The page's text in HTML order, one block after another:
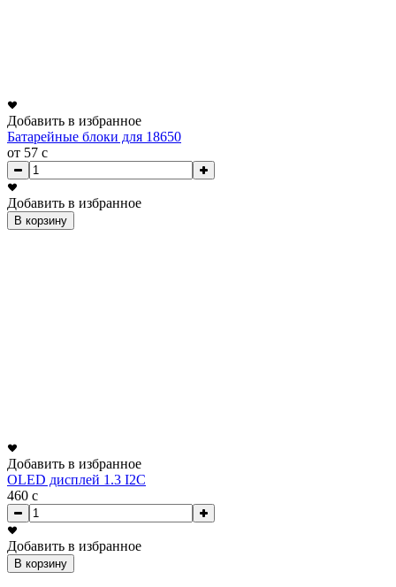
Добавить в избранное
Батарейные блоки для 18650
от 57 c
Добавить в избранное
В корзину
Добавить в избранное
OLED дисплей 1.3 I2C
460 c
Добавить в избранное
В корзину